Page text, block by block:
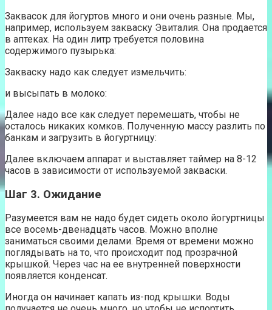
Заквасок для йогуртов много и они очень разные. Мы,
например, используем закваску Эвиталия. Она продается
в аптеках. На один литр требуется половина
содержимого пузырька:
Закваску надо как следует измельчить:
и высыпать в молоко:
Далее надо все как следует перемешать, чтобы не
осталось никаких комков. Полученную массу разлить по
банкам и загрузить в йогуртницу:
Далее включаем аппарат и выставляет таймер на 8-12
часов в зависимости от используемой закваски.
Шаг 3. Ожидание
Разумеется вам не надо будет сидеть около йогуртницы
все восемь-двенадцать часов. Можно вполне
заниматься своими делами. Время от времени можно
поглядывать на то, что происходит под прозрачной
крышкой. Через час на ее внутренней поверхности
появляется конденсат.
Иногда он начинает капать из-под крышки. Воды